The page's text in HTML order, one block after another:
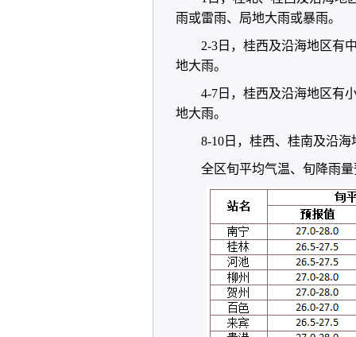
雨或雷雨、局地大雨或暴雨。
2-3日，桂西及沿海地区有
地大雨。
4-7日，桂西及沿海地区有
地大雨。
8-10日，桂西、桂南及沿
全区旬平均气温、旬降雨